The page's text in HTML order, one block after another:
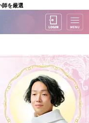
師を厳選